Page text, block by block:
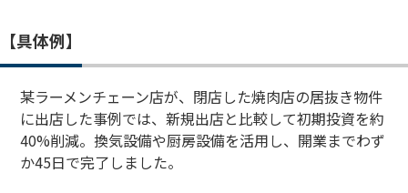
【具体例】
某ラーメンチェーン店が、閉店した焼肉店の居抜き物件
に出店した事例では、新規出店と比較して初期投資を約
40%削減。換気設備や厨房設備を活用し、開業までわず
か45日で完了しました。